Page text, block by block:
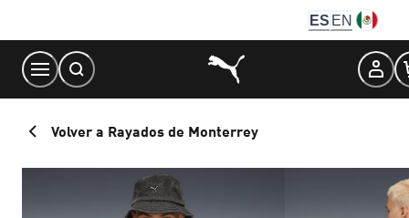
Content
ES EN
Volver a Rayados de Monterrey